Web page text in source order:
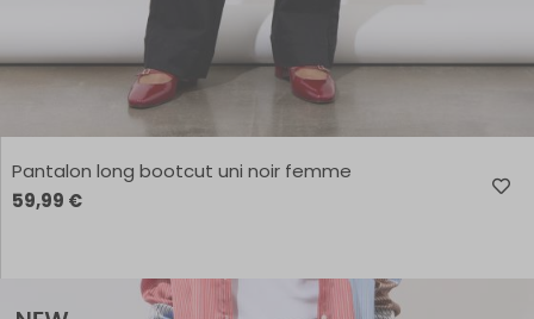
Pantalon long bootcut uni noir femme
59,99 €